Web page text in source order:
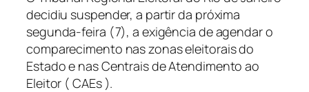
decidiu suspender, a partir da próxima
segunda-feira (7), a exigência de agendar o
comparecimento nas zonas eleitorais do
Estado e nas Centrais de Atendimento ao
Eleitor ( CAEs ).